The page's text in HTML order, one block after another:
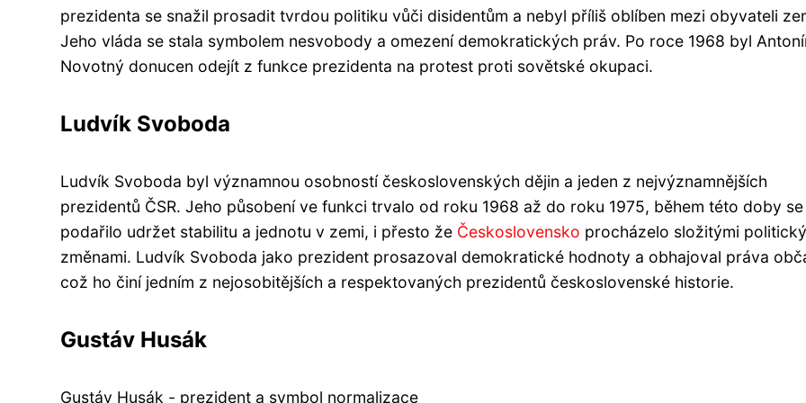
prezidenta se snažil prosadit tvrdou politiku vůči disidentům a nebyl příliš oblíben mezi obyvateli
Jeho vláda se stala symbolem nesvobody a omezení demokratických práv. Po roce 1968 byl
Novotný donucen odejít z funkce prezidenta na protest proti sovětské okupaci.
Ludvík Svoboda
Ludvík Svoboda byl významnou osobností československých dějin a jeden z nejvýznamnějších
prezidentů ČSR. Jeho působení ve funkci trvalo od roku 1968 až do roku 1975, během této doby se
podařilo udržet stabilitu a jednotu v zemi, i přesto že Československo procházelo složitými
změnami. Ludvík Svoboda jako prezident prosazoval demokratické hodnoty a obhajoval práva
což ho činí jedním z nejosobitějších a respektovaných prezidentů československé historie.
Gustáv Husák
Gustáv Husák - prezident a symbol normalizace